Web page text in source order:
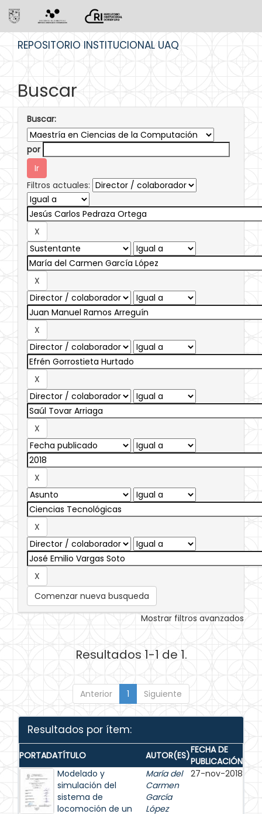
REPOSITORIO INSTITUCIONAL UAQ
Buscar
Buscar:
por
Filtros actuales:
Comenzar nueva busqueda
Mostrar filtros avanzados
Resultados 1-1 de 1.
Anterior 1 Siguiente
Resultados por ítem:
PORTADATÍTULO AUTOR(ES)FECHA DE
PUBLICACIÓN
Modelado y
simulación del
sistema de
locomoción de un
María del
Carmen
García
López
27-nov-2018